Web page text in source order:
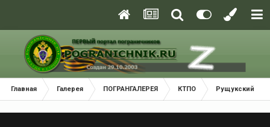
Главная Галерея ПОГРАНГАЛЕРЕЯ КТПО Рущукский